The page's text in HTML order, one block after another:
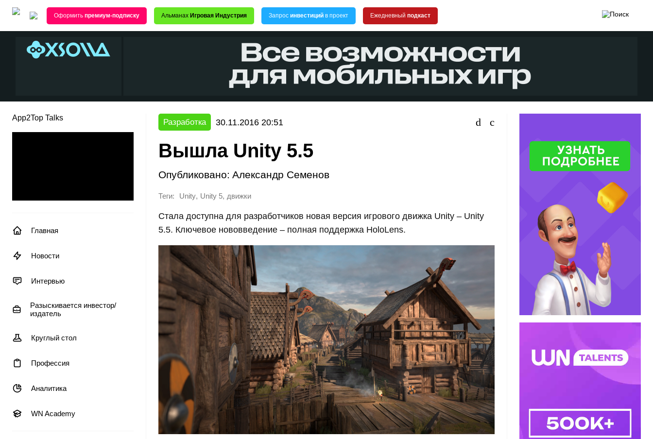
Оформить премиум-подписку Альманах Игровая Индустрия Запрос инвестиций в проект Ежедневный подкаст
App2Top Talks
Главная
Новости
Интервью
Разыскивается инвестор/
издатель
Круглый стол
Профессия
Аналитика
WN Academy
Разработка 30.11.2016 20:51
Вышла Unity 5.5
Опубликовано: Александр Семенов
Теги: Unity, Unity 5, движки
Стала доступна для разработчиков новая версия игрового движка Unity – Unity
5.5. Ключевое нововведение – полная поддержка HoloLens.